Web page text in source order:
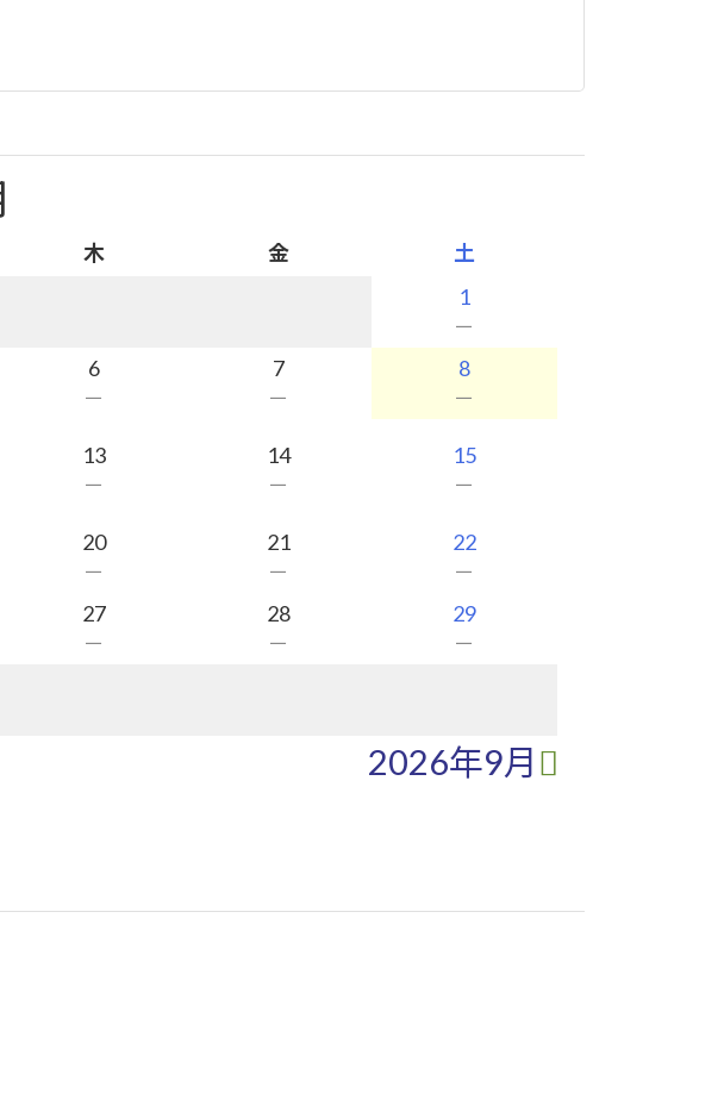
木 金
土
1
－
6
－
7
－
8
－
13
－
14
－
15
－
20
－
21
－
22
－
27
－
28
－
29
－
2026年9月